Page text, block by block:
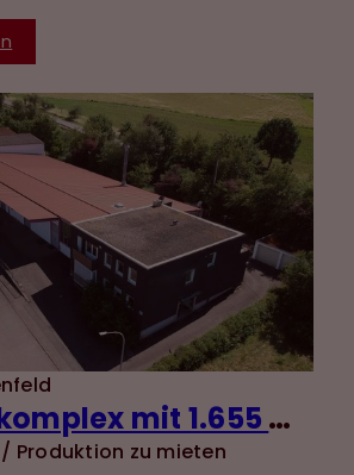
Industriekomplex mit 1.655 m² Nutzfläche und vielseitigen Nutzungsmöglichkeiten + 120 m²
Produktion zu mieten